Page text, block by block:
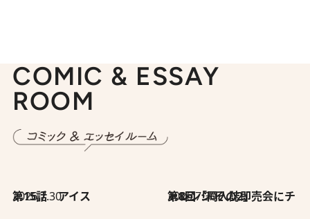
COMIC & ESSAY
ROOM
2026.7.30
第15話 アイス 2026.7.30
第8回「同人誌即売会にチャレンジ その2」